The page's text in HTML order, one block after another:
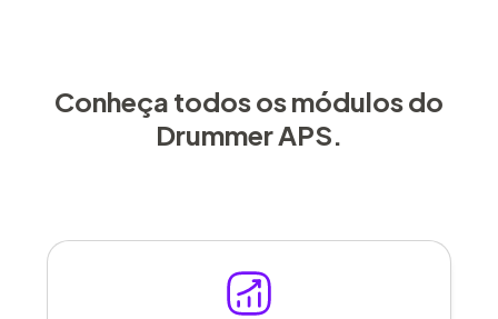
Conheça todos os módulos do
Drummer APS.